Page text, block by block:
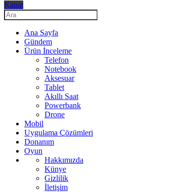
Kapat
Ana Sayfa
Gündem
Ürün İnceleme
Telefon
Notebook
Aksesuar
Tablet
Akıllı Saat
Powerbank
Drone
Mobil
Uygulama Çözümleri
Donanım
Oyun
Hakkımızda
Künye
Gizlilik
İletişim